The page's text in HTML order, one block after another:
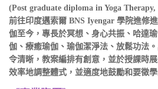
(Post graduate diploma in Yoga
前往印度邁索爾 BNS Iyengar 學院進修
伽至今，專長於冥想、身心共振、哈達
伽、療癒瑜伽、瑜伽潔淨法、放鬆功法
令清晰，教案編排有創意，並於授課時
效率地調整體式，並適度地鼓勵和要徵學